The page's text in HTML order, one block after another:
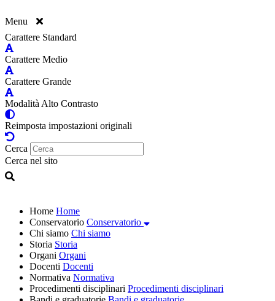
Menu
Carattere Standard
Carattere Medio
Carattere Grande
Modalità Alto Contrasto
Reimposta impostazioni originali
Cerca
Cerca nel sito
Home Home
Conservatorio Conservatorio
Chi siamo Chi siamo
Storia Storia
Organi Organi
Docenti Docenti
Normativa Normativa
Procedimenti disciplinari Procedimenti disciplinari